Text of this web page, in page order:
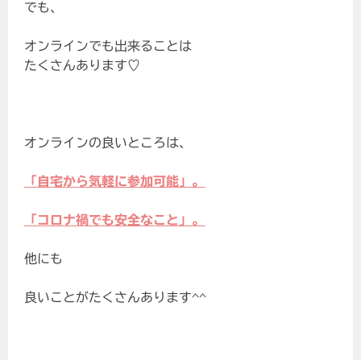
でも、
オンラインでも出来ることは
たくさんあります♡
オンラインの良いところは、
「自宅から気軽に参加可能」。
「コロナ禍でも安全なこと」。
他にも
良いことがたくさんあります^^